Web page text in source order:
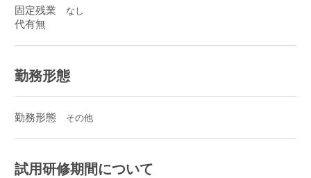
固定残業
代有無
なし
勤務形態
勤務形態 その他
試用研修期間について